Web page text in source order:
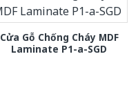
Cửa Gỗ Chống Cháy MDF
Laminate P1-a-SGD